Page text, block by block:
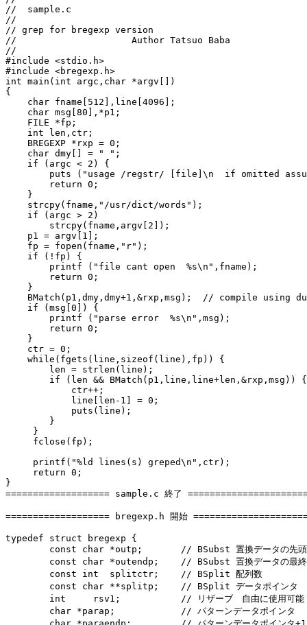
//  sample.c
//
// grep for bregexp version
//                     Author Tatsuo Baba
//
#include <stdio.h>
#include <bregexp.h>
int main(int argc,char *argv[])
{
    char fname[512],line[4096];
    char msg[80],*p1;
    FILE *fp;
    int len,ctr;
    BREGEXP *rxp = 0;
    char dmy[] = " ";
    if (argc < 2) {
puts ("usage /regstr/ [file]\n  if omitted
        return 0;
    }
    strcpy(fname,"/usr/dict/words");
    if (argc > 2)
        strcpy(fname,argv[2]);
    p1 = argv[1];
    fp = fopen(fname,"r");
    if (!fp) {
        printf ("file cant open  %s\n",fname);
        return 0;
    }
BMatch(p1,dmy,dmy+1,&rxp,msg);  // compile using
    if (msg[0]) {
        printf ("parse error  %s\n",msg);
        return 0;
    }
    ctr = 0;
    while(fgets(line,sizeof(line),fp)) {
        len = strlen(line);
        if (len && BMatch(p1,line,line+len,&rxp,msg)) {
            ctr++;
            line[len-1] = 0;
            puts(line);
        }
     }
     fclose(fp);
     printf("%ld lines(s) greped\n",ctr);
     return 0;
}
=================== sample.c 終了
=================== bregexp.h 開始
typedef struct bregexp {